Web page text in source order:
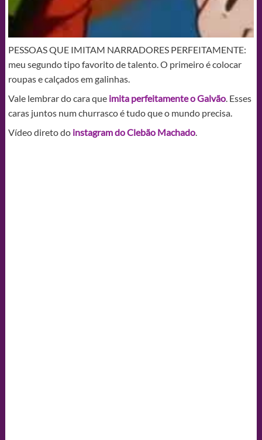
PESSOAS QUE IMITAM NARRADORES PERFEITAMENTE:
meu segundo tipo favorito de talento. O primeiro é colocar
roupas e calçados em galinhas.
Vale lembrar do cara que imita perfeitamente o Galvão. Esses
caras juntos num churrasco é tudo que o mundo precisa.
Vídeo direto do instagram do Clebão Machado.